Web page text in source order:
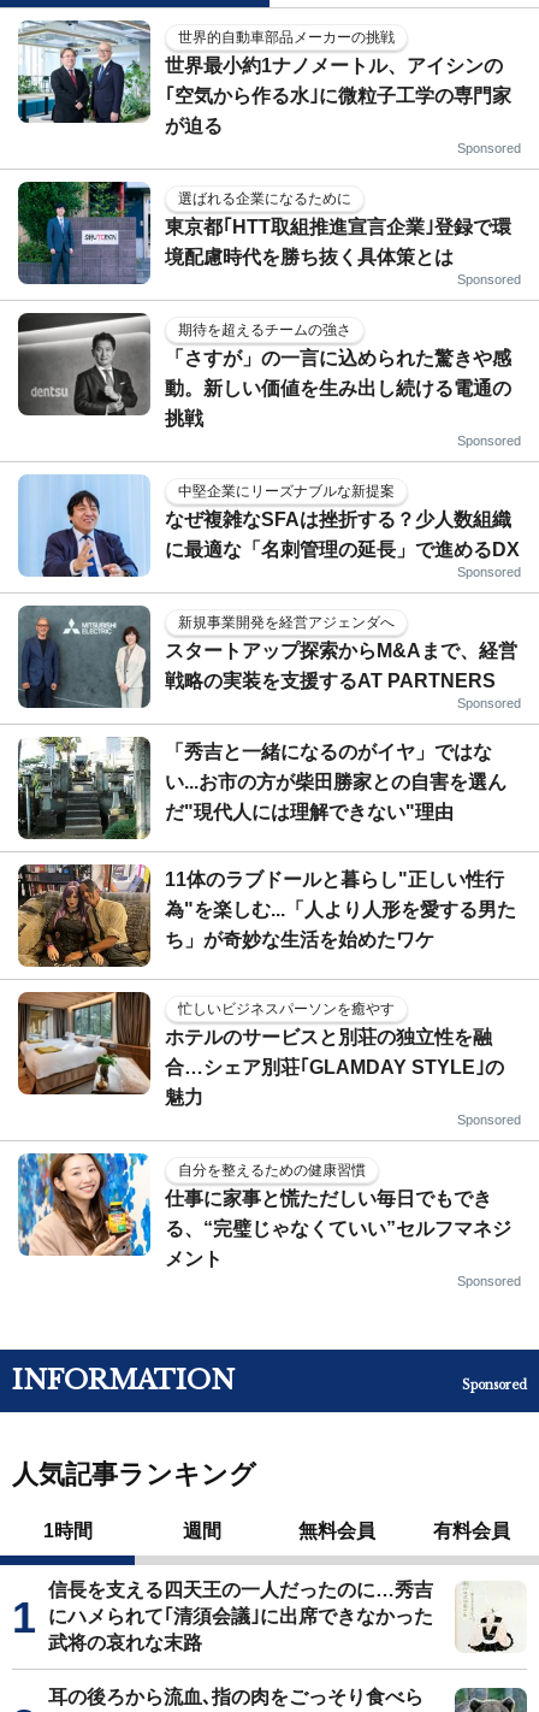
世界的自動車部品メーカーの挑戦
世界最小約1ナノメートル、アイシンの
｢空気から作る水｣に微粒子工学の専門家
が迫る
Sponsored
選ばれる企業になるために
東京都｢HTT取組推進宣言企業｣登録で環
境配慮時代を勝ち抜く具体策とは
Sponsored
期待を超えるチームの強さ
「さすが」の一言に込められた驚きや感
動。新しい価値を生み出し続ける電通の
挑戦
Sponsored
中堅企業にリーズナブルな新提案
なぜ複雑なSFAは挫折する？少人数組織
に最適な「名刺管理の延長」で進めるDX
Sponsored
新規事業開発を経営アジェンダへ
スタートアップ探索からM&Aまで、経営
戦略の実装を支援するAT PARTNERS
Sponsored
「秀吉と一緒になるのがイヤ」ではな
い...お市の方が柴田勝家との自害を選ん
だ"現代人には理解できない"理由
11体のラブドールと暮らし"正しい性行
為"を楽しむ...「人より人形を愛する男た
ち」が奇妙な生活を始めたワケ
忙しいビジネスパーソンを癒やす
ホテルのサービスと別荘の独立性を融
合…シェア別荘｢GLAMDAY STYLE｣の
魅力
Sponsored
自分を整えるための健康習慣
仕事に家事と慌ただしい毎日でもでき
る、“完璧じゃなくていい”セルフマネジ
メント
Sponsored
INFORMATION Sponsored
人気記事ランキング
1時間 週間 無料会員 有料会員
信長を支える四天王の一人だったのに…秀吉
にハメられて｢清須会議｣に出席できなかった
武将の哀れな末路
耳の後ろから流血､指の肉をごっそり食べら